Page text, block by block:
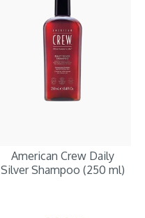
American Crew Daily
Silver Shampoo (250 ml)